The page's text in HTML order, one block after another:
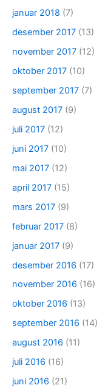
januar 2018 (7)
desember 2017 (13)
november 2017 (12)
oktober 2017 (10)
september 2017 (7)
august 2017 (9)
juli 2017 (12)
juni 2017 (10)
mai 2017 (12)
april 2017 (15)
mars 2017 (9)
februar 2017 (8)
januar 2017 (9)
desember 2016 (17)
november 2016 (16)
oktober 2016 (13)
september 2016 (14)
august 2016 (11)
juli 2016 (16)
juni 2016 (21)